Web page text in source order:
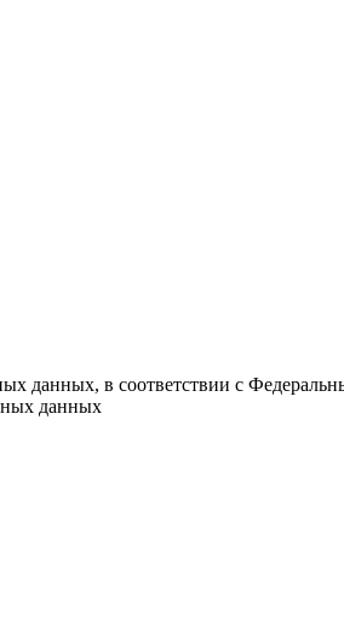
данных, в соответствии с
данных